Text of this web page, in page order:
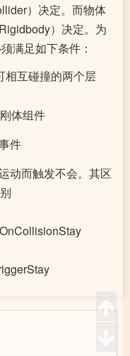
）决定。而物体
）决定。为
满足如下条件：
相互碰撞的两个层
体组件
件
动而触发不会。其区